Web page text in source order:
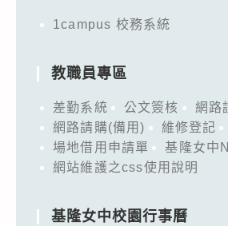
1campus 校務系統
教職員專區
差勤系統 公文簽核
網路
網路請購(備用)
維修登記
場地借用申請單
基隆女中
網站維護之css使用說明
基隆女中校園行事曆